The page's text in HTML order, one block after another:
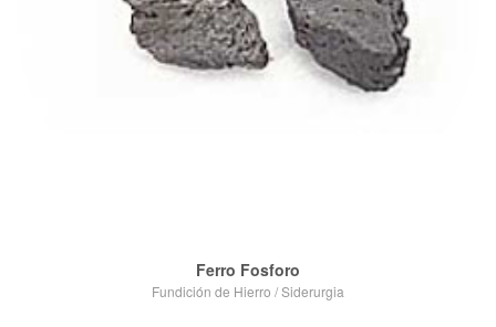
Ferro Fosforo
Fundición de Hierro /Siderurgia